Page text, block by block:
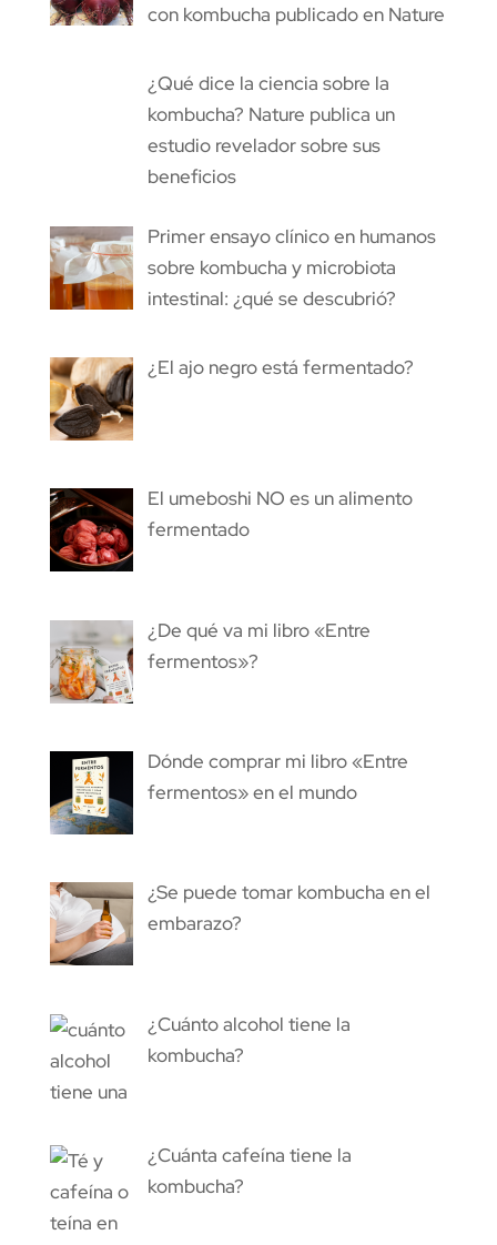
con kombucha publicado en Nature
¿Qué dice la ciencia sobre la
kombucha? Nature publica un
estudio revelador sobre sus
beneficios
Primer ensayo clínico en humanos
sobre kombucha y microbiota
intestinal: ¿qué se descubrió?
¿El ajo negro está fermentado?
El umeboshi NO es un alimento
fermentado
¿De qué va mi libro «Entre
fermentos»?
Dónde comprar mi libro «Entre
fermentos» en el mundo
¿Se puede tomar kombucha en el
embarazo?
¿Cuánto alcohol tiene la
kombucha?
¿Cuánta cafeína tiene la
kombucha?